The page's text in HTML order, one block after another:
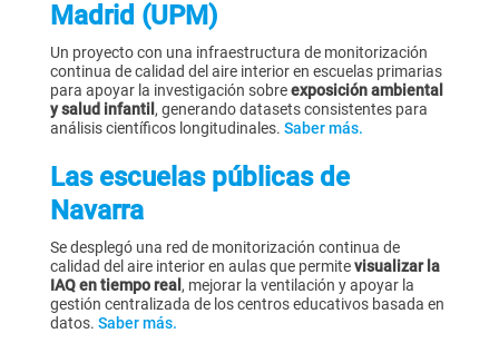
Madrid (UPM)
Un proyecto con una infraestructura de monitorización
continua de calidad del aire interior en escuelas primarias
para apoyar la investigación sobreexposición ambiental
y salud infantil , generando datasets consistentes para
análisis científicos longitudinales. Saber más.
Las escuelas públicas de
Navarra
Se desplegó una red de monitorización continua de
calidad del aire interior en aulas que permitevisualizar la
IAQ en tiempo real , mejorar la ventilación y apoyar la
gestión centralizada de los centros educativos basada en
datos. Saber más.